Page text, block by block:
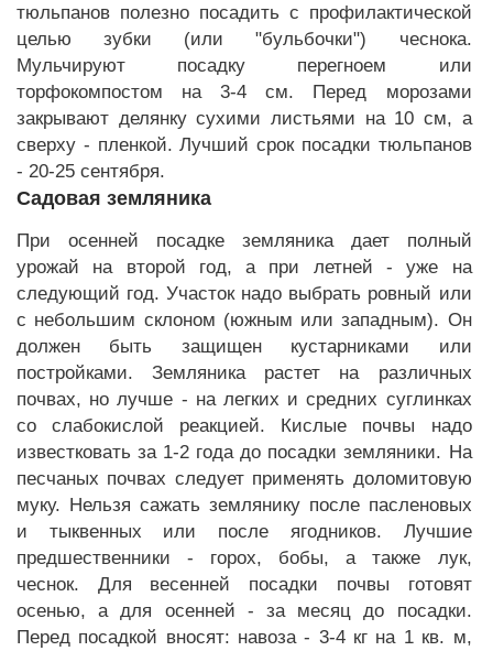
тюльпанов полезно посадить с профилактической
целью зубки (или "бульбочки") чеснока.
Мульчируют посадку перегноем или
торфокомпостом на 3-4 см. Перед морозами
закрывают делянку сухими листьями на 10 см, а
сверху - пленкой. Лучший срок посадки тюльпанов
- 20-25 сентября.
Садовая земляника
При осенней посадке земляника дает полный
урожай на второй год, а при летней - уже на
следующий год. Участок надо выбрать ровный или
с небольшим склоном (южным или западным). Он
должен быть защищен кустарниками или
постройками. Земляника растет на различных
почвах, но лучше - на легких и средних суглинках
со слабокислой реакцией. Кислые почвы надо
известковать за 1-2 года до посадки земляники. На
песчаных почвах следует применять доломитовую
муку. Нельзя сажать землянику после пасленовых
и тыквенных или после ягодников. Лучшие
предшественники - горох, бобы, а также лук,
чеснок. Для весенней посадки почвы готовят
осенью, а для осенней - за месяц до посадки.
Перед посадкой вносят: навоза - 3-4 кг на 1 кв. м,